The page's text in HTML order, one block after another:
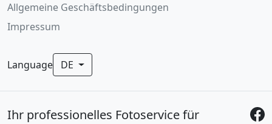
Allgemeine Geschäftsbedingungen
Impressum
Language DE
Ihr professionelles Fotoservice für